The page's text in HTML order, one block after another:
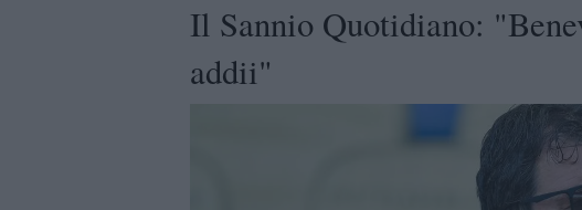
Il Sannio Quotidiano:
addii"